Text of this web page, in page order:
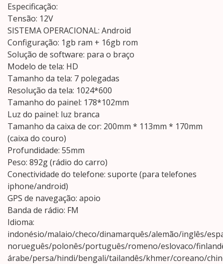
Especificação:
Tensão: 12V
SISTEMA OPERACIONAL: Android
Configuração: 1gb ram + 16gb rom
Solução de software: para o braço
Modelo de tela: HD
Tamanho da tela: 7 polegadas
Resolução da tela: 1024*600
Tamanho do painel: 178*102mm
Luz do painel: luz branca
Tamanho da caixa de cor: 200mm * 113mm * 170mm
(caixa do couro)
Profundidade: 55mm
Peso: 892g (rádio do carro)
Conectividade do telefone: suporte (para telefones
iphone/android)
GPS de navegação: apoio
Banda de rádio: FM
Idioma:
indonésio/malaio/checo/dinamarquês/alemão/inglês/
norueguês/polonês/português/romeno/eslovaco/
árabe/persa/hindi/bengali/tailandês/khmer/coreano/